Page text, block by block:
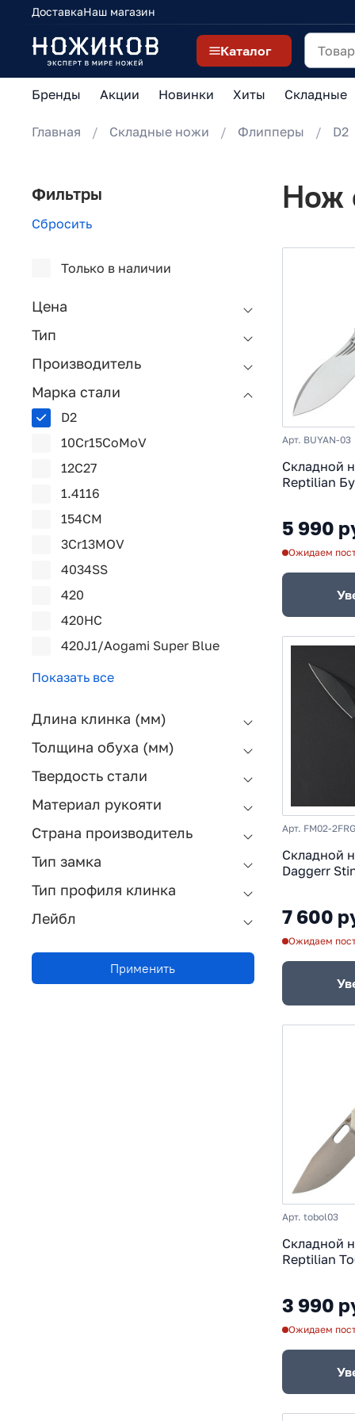
ДоставкаНаш магазин
Каталог
Бренды Акции Новинки Хиты Складные
Главная Складные ножи Флипперы D2
Нож
Арт. BUYAN-03
Складной
Reptilian
5 990
Ожидаем
Арт. FM02-
Складной
Daggerr
7 600
Ожидаем
Арт. tobol03
Складной
Reptilian
3 990
Ожидаем
Фильтры
Сбросить
Только в наличии
Цена
Тип
Производитель
Марка стали
D2
10Cr15CoMoV
12C27
1.4116
154CM
3Cr13MOV
4034SS
420
420HC
420J1/Aogami Super Blue
Показать все
Длина клинка (мм)
Толщина обуха (мм)
Твердость стали
Материал рукояти
Страна производитель
Тип замка
Тип профиля клинка
Лейбл
Применить